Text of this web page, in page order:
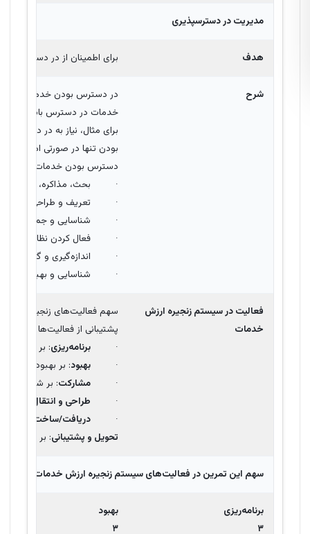
مدیریت در دسترسپذیری
هدف برای اطمینان از در دسترس
شرح
در دسترس بودن خدمات یعنی:
خدمات در دسترس باشند. در
بودن تنها در صورتی
دسترس بودن خدمات را درک
· بحث، مذاکره، ایجاد و
· تعریف و طراحی زیرساخت‌های
· شناسایی و جمع‌آوری
· فعال کردن نظارت مستمر
· اندازه‌گیری و
· شناسایی و بهبود در
فعالیت در سیستم زنجیره ارزش
خدمات
سهم فعالیت‌های زنجیره ارزش
پشتیبانی از فعالیت‌ها و
· برنامه‌ریزی: بر در نظر
· بهبود: بر بهبود در
· مشارکت: بر شناسایی و
· طراحی و انتقال
· دریافت/ساخت
تحویل و پشتیبانی: بر نظارت
سهم این تمرین در فعالیت‌های سیستم زنجیره ارزش خدمات یا
برنامه‌ریزی
۳
بهبود
۳